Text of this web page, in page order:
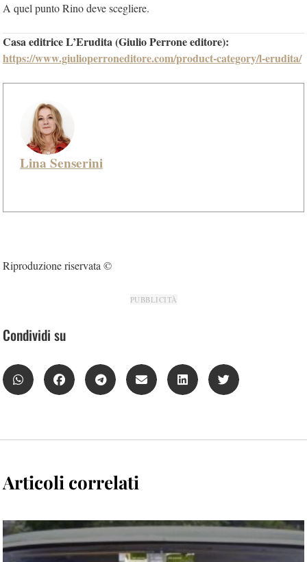
A quel punto Rino deve scegliere.
Casa editrice L’Erudita (Giulio Perrone editore):
https://www.giulioperroneditore.com/product-category/l-erudita/
Lina Senserini
Riproduzione riservata ©
PUBBLICITÀ
Condividi su
Articoli correlati